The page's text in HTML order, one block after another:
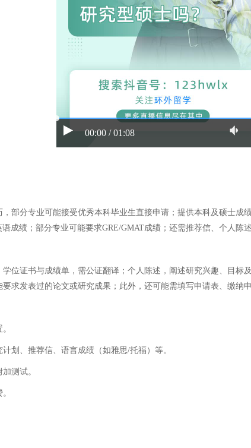
00:00 / 01:08
部分专业可能接受优秀本科毕业生直接申请；提供本科及硕士
成绩；部分专业可能要求GRE/GMAT成绩；还需推荐信、个人陈
位证书与成绩单，需公证翻译；个人陈述，阐述研究兴趣、目
求发表过的论文或研究成果；此外，还可能需填写申请表、缴纳
划、推荐信、语言成绩（如雅思/托福）等。
测试。